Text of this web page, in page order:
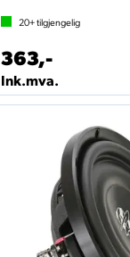
20+tilgjengelig
363,-
Ink.mva.